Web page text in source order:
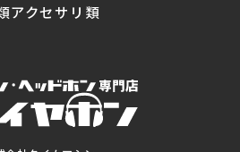
アクセサリ類